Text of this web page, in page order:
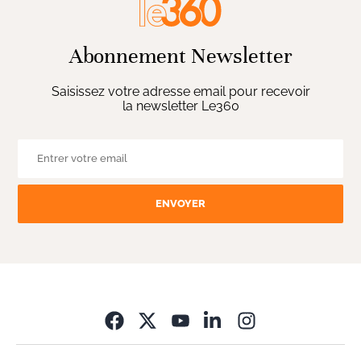
Abonnement Newsletter
Saisissez votre adresse email pour recevoir
la newsletter Le360
ENVOYER